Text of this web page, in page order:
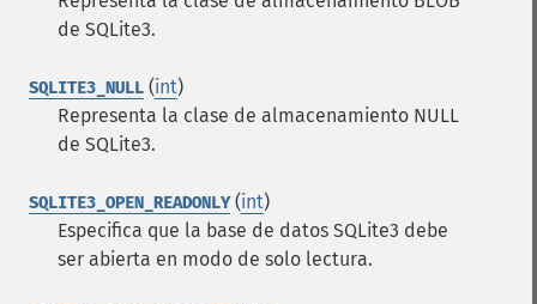
de SQLite3.
SQLITE3_NULL (int)
Representa la clase de almacenamiento NULL
de SQLite3.
SQLITE3_OPEN_READONLY(int)
Especifica que la base de datos SQLite3 debe
ser abierta en modo de solo lectura.